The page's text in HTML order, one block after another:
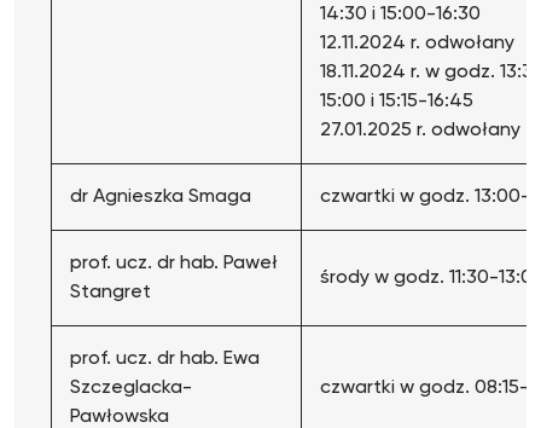
14:30 i 15:00-16:30
12.11.2024 r. odwołany
18.11.2024 r. w godz.
15:00 i 15:15-16:45
27.01.2025 r. odwołany
dr Agnieszka Smaga czwartki w godz. 13:00-
prof. ucz. dr hab. Paweł
Stangret
środy w godz. 11:30-
prof. ucz. dr hab. Ewa
Szczeglacka-
Pawłowska
czwartki w godz. 08:15-